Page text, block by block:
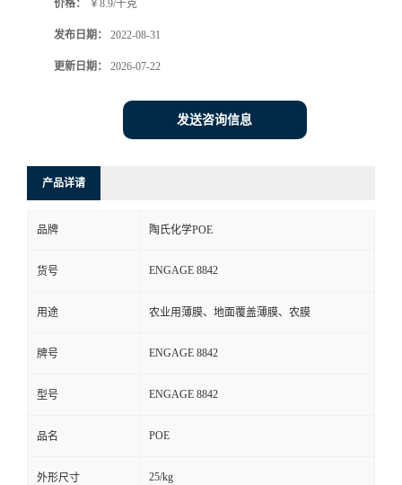
系
言
价格： ￥8.9/千克
发布日期： 2022-08-31
更新日期： 2026-07-22
发送咨询信息
产品详请
品牌 陶氏化学POE
货号 ENGAGE 8842
用途 农业用薄膜、地面覆盖薄膜、农膜
牌号 ENGAGE 8842
型号 ENGAGE 8842
品名 POE
外形尺寸 25/kg